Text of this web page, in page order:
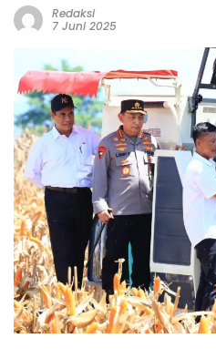
Redaksi
7 Juni 2025